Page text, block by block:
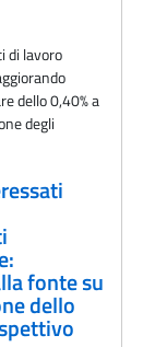
di lavoro
dello 0,40% a
degli
fonte su
dello